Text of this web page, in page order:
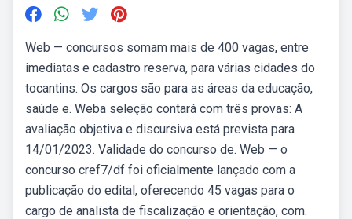
Web — concursos somam mais de 400 vagas, entre
imediatas e cadastro reserva, para várias cidades do
tocantins. Os cargos são para as áreas da educação,
saúde e. Weba seleção contará com três provas: A
avaliação objetiva e discursiva está prevista para
14/01/2023. Validade do concurso de. Web — o
concurso cref7/df foi oficialmente lançado com a
publicação do edital, oferecendo 45 vagas para o
cargo de analista de fiscalização e orientação, com.